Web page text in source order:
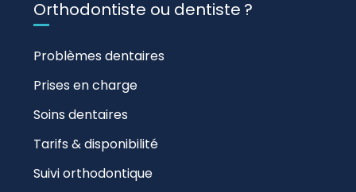
Orthodontiste ou dentiste ?
Problèmes dentaires
Prises en charge
Soins dentaires
Tarifs & disponibilité
Suivi orthodontique